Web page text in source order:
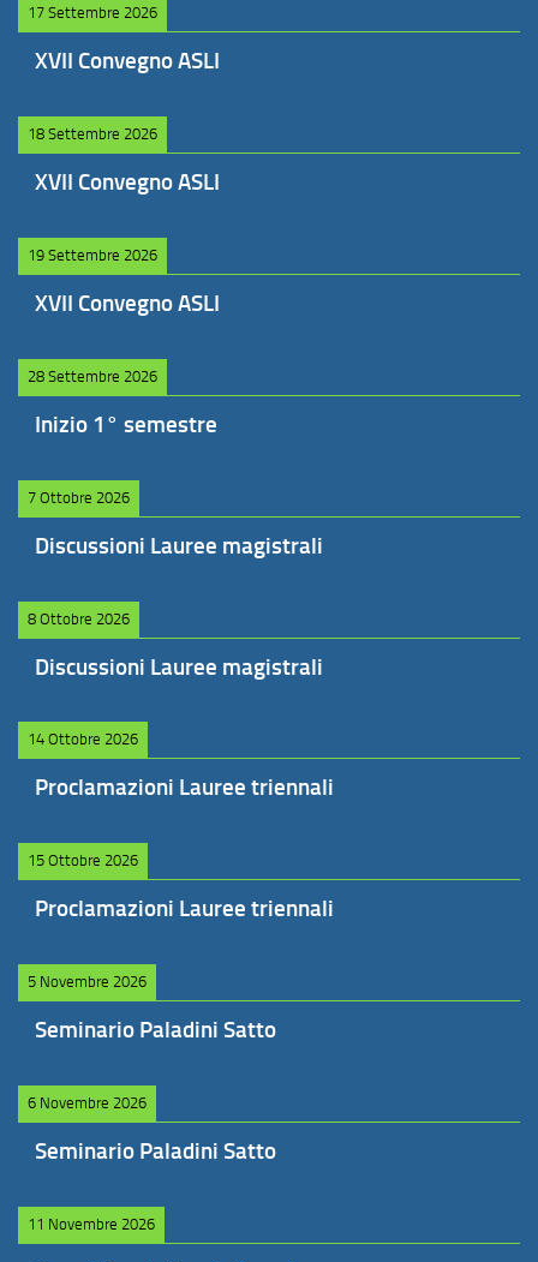
17 Settembre 2026
XVII Convegno ASLI
18 Settembre 2026
XVII Convegno ASLI
19 Settembre 2026
XVII Convegno ASLI
28 Settembre 2026
Inizio 1° semestre
7 Ottobre 2026
Discussioni Lauree magistrali
8 Ottobre 2026
Discussioni Lauree magistrali
14 Ottobre 2026
Proclamazioni Lauree triennali
15 Ottobre 2026
Proclamazioni Lauree triennali
5 Novembre 2026
Seminario Paladini Satto
6 Novembre 2026
Seminario Paladini Satto
11 Novembre 2026